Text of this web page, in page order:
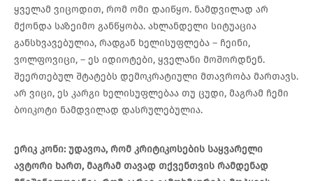
ყველამ ვიცოდით, რომ ომი დაიწყო. ნამდვილად არ
მქონდა საზეიმო განწყობა. ახლანდელი სიტუაცია
განსხვავებულია, რადგან ხელისუფლება – ჩეინი,
ვოლფოვიცი, – ეს იდიოტები, ყველანი მოშორდნენ.
შეერთებულ შტატებს დემოკრატიული მთავრობა მართავს.
არ ვიცი, ეს კარგი ხელისუფლებაა თუ ცუდი, მაგრამ ჩემი
ბოიკოტი ნამდვილად დასრულებულია.
ერიკ კონი: უდავოა, რომ კრიტიკოსების საყვარელი
ავტორი ხართ, მაგრამ თავად თქვენთვის რამდენად